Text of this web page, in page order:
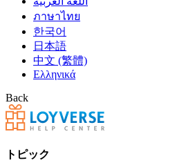
ภาษาไทย
한국어
日本語
中文 (繁體)
Ελληνικά
Back
トピック